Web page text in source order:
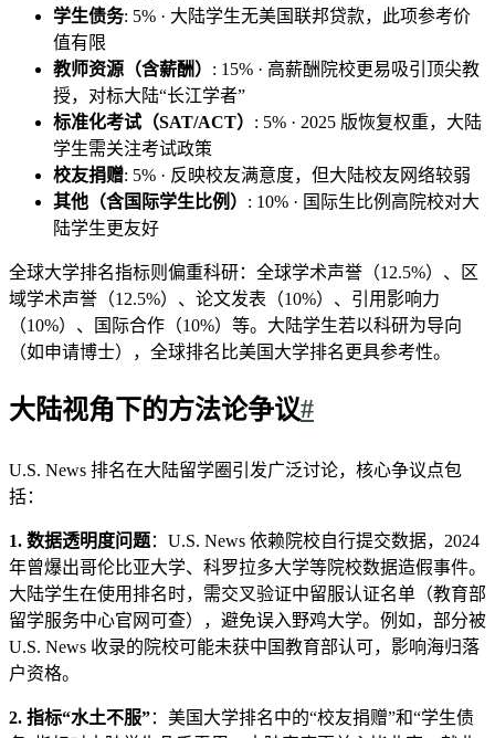
学生债务: 5% · 大陆学生无美国联邦贷款，此项参考价
值有限
教师资源（含薪酬） : 15% · 高薪酬院校更易吸引顶尖教
授，对标大陆“长江学者”
标准化考试（SAT/ACT） : 5% · 2025 版恢复权重，大陆
学生需关注考试政策
校友捐赠: 5% · 反映校友满意度，但大陆校友网络较弱
其他（含国际学生比例） : 10% · 国际生比例高院校对大
陆学生更友好
全球大学排名指标则偏重科研：全球学术声誉（12.5%）、区
域学术声誉（12.5%）、论文发表（10%）、引用影响力
（10%）、国际合作（10%）等。大陆学生若以科研为导向
（如申请博士），全球排名比美国大学排名更具参考性。
大陆视角下的方法论争议#
U.S. News 排名在大陆留学圈引发广泛讨论，核心争议点包
括：
1. 数据透明度问题：U.S. News 依赖院校自行提交数据，2024
年曾爆出哥伦比亚大学、科罗拉多大学等院校数据造假事件。
大陆学生在使用排名时，需交叉验证中留服认证名单（教育部
留学服务中心官网可查），避免误入野鸡大学。例如，部分被
U.S. News 收录的院校可能未获中国教育部认可，影响海归落
户资格。
2. 指标“水土不服”：美国大学排名中的“校友捐赠”和“学生债